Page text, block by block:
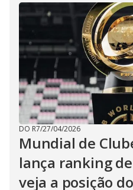
DO R7/27/04/2026
Mundial de
lança ranking
veja a posição